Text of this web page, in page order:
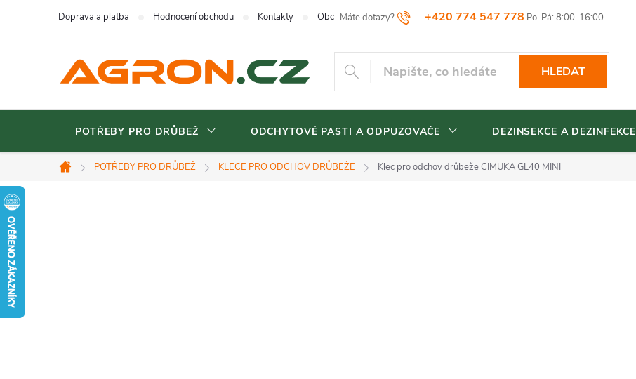
+420 774 547 778
Doprava a platba Hodnocení obchodu Kontakty Obchodní podmínky Reklamační řád Vrácení zboží Blog
HLEDAT
POTŘEBY PRO DRŮBEŽ ODCHYTOVÉ PASTI A ODPUZOVAČE DEZINSEKCE A DEZINFEKCE
Domů
POTŘEBY PRO DRŮBEŽ KLECE PRO ODCHOV DRŮBEŽE Klec pro odchov drůbeže CIMUKA GL40 MINI